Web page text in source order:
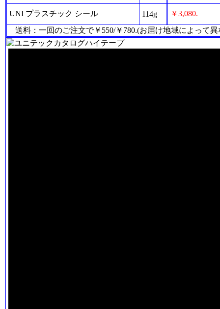
UNI プラスチック シール 114g
￥3,080.
送料：一回のご注文で￥550/￥780.(お届け地域によって